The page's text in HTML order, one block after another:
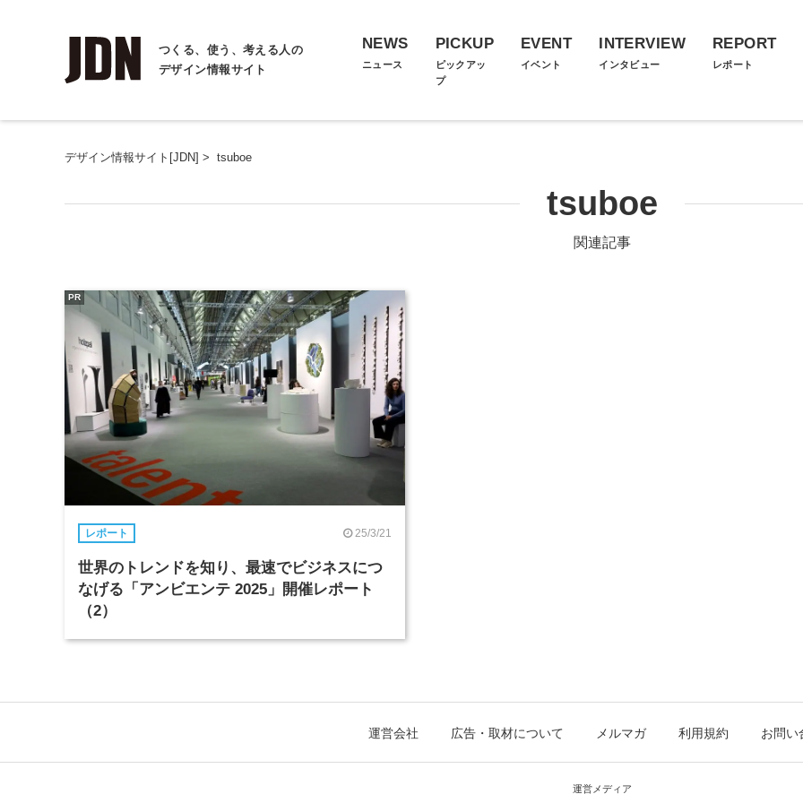
つくる、使う、考える人の
デザイン情報サイト
NEWS
ニュース
PICKUP
ピックアッ
プ
EVENT
イベント
INTERVIEW
インタビュー
REPORT
レポート
デザイン情報サイト[JDN] > tsuboe
tsuboe
関連記事
レポート 25/3/21
世界のトレンドを知り、最速でビジネスにつ
なげる「アンビエンテ 2025」開催レポート
（2）
PR
運営会社 広告・取材について メルマガ 利用規約 お問い
運営メディア